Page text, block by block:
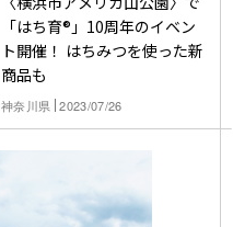
「はち育®」10周年のイベン
ト開催！ はちみつを使った新
商品も
神奈川県 2023/07/26